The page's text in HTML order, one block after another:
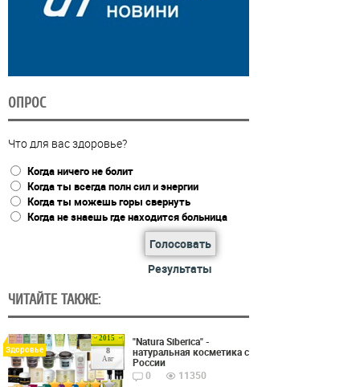
ОПРОС
Что для вас здоровье?
Когда ничего не болит
Когда ты всегда полн сил и энергии
Когда ты можешь горы свернуть
Когда не знаешь где находится больница
Голосовать
Результаты
ЧИТАЙТЕ ТАКЖЕ:
2015
8
Авг
Здоровье
"Natura Siberica" -
натуральная косметика с
России
0
11350